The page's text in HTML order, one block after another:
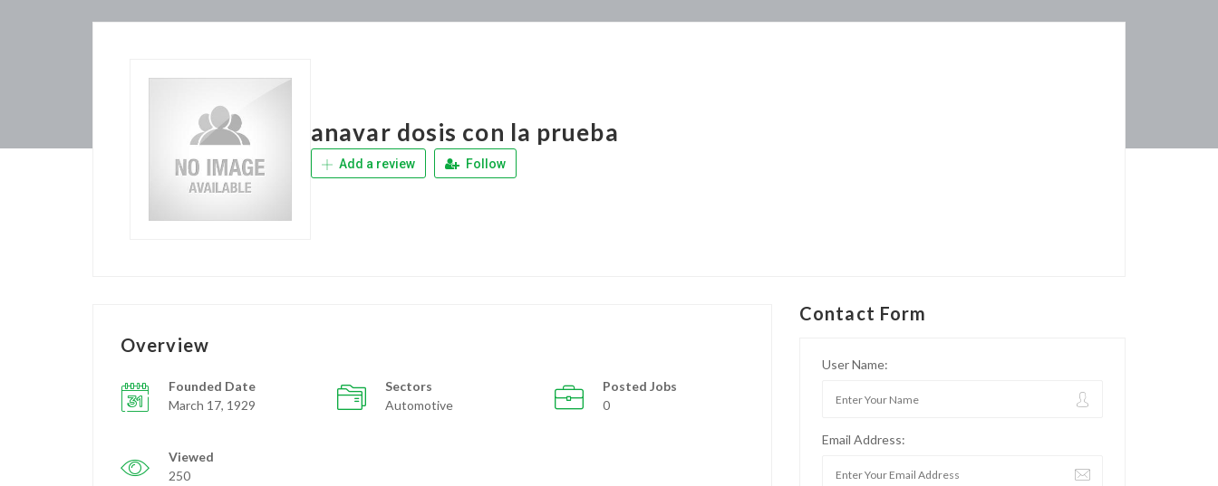
anavar dosis con la prueba
Add a review Follow
Overview
Founded Date
March 17, 1929
Sectors
Automotive
Posted Jobs
0
Viewed
250
Contact Form
User Name:
Email Address: